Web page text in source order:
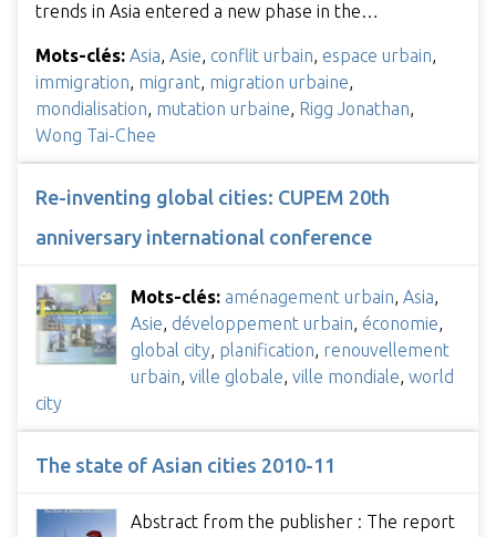
trends in Asia entered a new phase in the…
Mots-clés: Asia, Asie, conflit urbain, espace urbain,
immigration, migrant, migration urbaine,
mondialisation, mutation urbaine, Rigg Jonathan,
Wong Tai-Chee
Re-inventing global cities: CUPEM 20th
anniversary international conference
Mots-clés: aménagement urbain, Asia,
Asie, développement urbain, économie,
global city, planification, renouvellement
urbain, ville globale, ville mondiale, world
city
The state of Asian cities 2010-11
Abstract from the publisher : The report